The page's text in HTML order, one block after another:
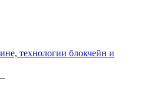
технологии блокчейн и